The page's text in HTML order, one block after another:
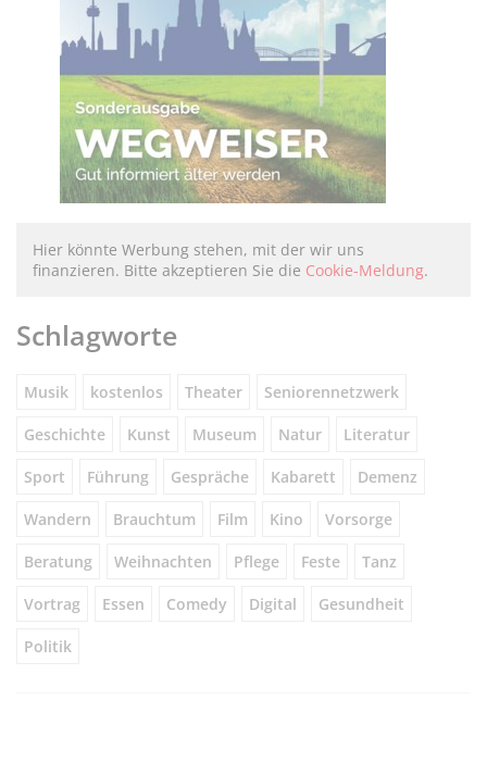
Hier könnte Werbung stehen, mit der wir uns
finanzieren. Bitte akzeptieren Sie die Cookie-Meldung.
Schlagworte
Musik kostenlos Theater Seniorennetzwerk
Geschichte Kunst Museum Natur Literatur
Sport Führung Gespräche Kabarett Demenz
Wandern Brauchtum Film Kino Vorsorge
Beratung Weihnachten Pflege Feste Tanz
Vortrag Essen Comedy Digital Gesundheit
Politik